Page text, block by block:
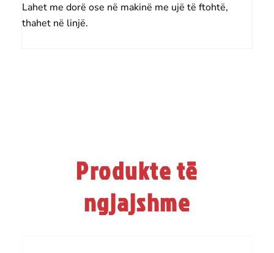
Lahet me dorë ose në makinë me ujë të ftohtë,
thahet në linjë.
Produkte të
ngjajshme